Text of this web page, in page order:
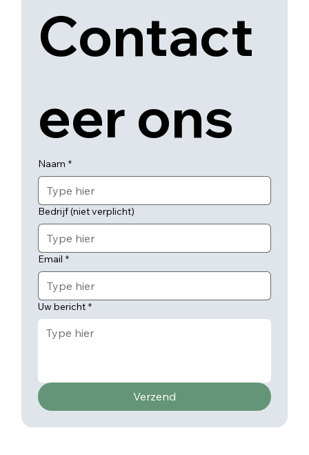
Contact
eer ons
Naam *
Bedrijf (niet verplicht)
Email *
Uw bericht *
Verzend